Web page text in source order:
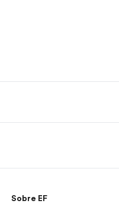
Sobre EF